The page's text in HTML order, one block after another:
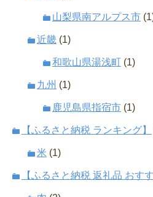
山梨県南アルプス市
近畿 (1)
和歌山県湯浅町 (1)
九州 (1)
鹿児島県指宿市 (1)
【ふるさと納税 ランキング】
米 (1)
【ふるさと納税 返礼品 おす